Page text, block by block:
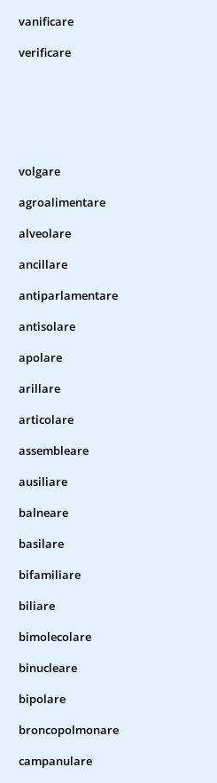
vanificare
verificare
volgare
agroalimentare
alveolare
ancillare
antiparlamentare
antisolare
apolare
arillare
articolare
assembleare
ausiliare
balneare
basilare
bifamiliare
biliare
bimolecolare
binucleare
bipolare
broncopolmonare
campanulare